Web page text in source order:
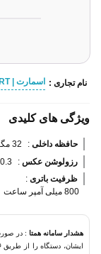
نام تجاری : اسمارت | SMART
ویژگی های کلیدی
حافظه داخلی : 32 مگابایت
رزولوشن عکس : 0.3 مگاپیکسل
ظرفیت باتری :
800 میلی آمپر ساعت
هشدار سامانه همتا : در